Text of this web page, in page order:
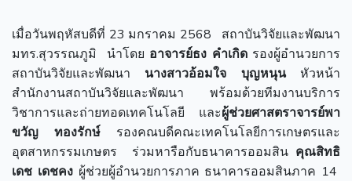
เมื่อวันพฤหัสบดีที่ 23 มกราคม 2568 สถาบันวิจัยและพัฒนา
มทร.สุวรรณภูมิ นำโดย อาจารย์ธง คำเกิดรองผู้อำนวยการ
สถาบันวิจัยและพัฒนา นางสาวอ้อมใจ บุญหนุนหัวหน้า
สำนักงานสถาบันวิจัยและพัฒนา พร้อมด้วยทีมงานบริการ
วิชาการและถ่ายทอดเทคโนโลยี และผู้ช่วยศาสตราจารย์พา
ขวัญ ทองรักษ์ รองคณบดีคณะเทคโนโลยีการเกษตรและ
อุตสาหกรรมเกษตร ร่วมหารือกับธนาคารออมสิน คุณสิทธิ
เดช เดชคงผู้ช่วยผู้อำนวยการภาค ธนาคารออมสินภาค 14